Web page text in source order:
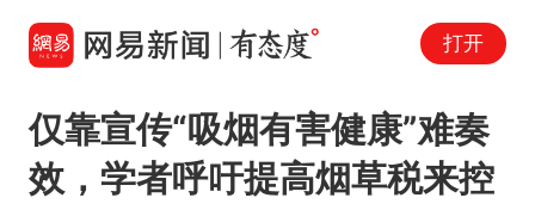
打开
仅靠宣传“吸烟有害健康”难奏
效，学者呼吁提高烟草税来控